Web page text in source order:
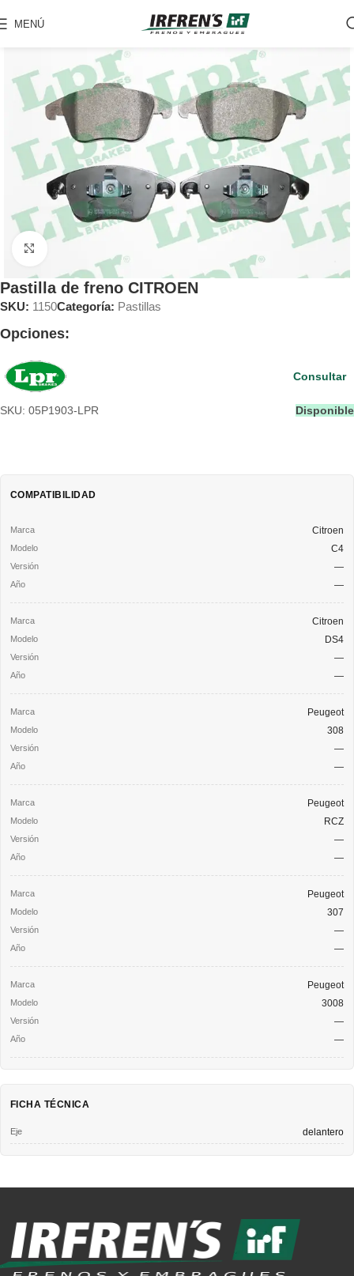
MENÚ
Pastilla de freno CITROEN
SKU: 1150Categoría: Pastillas
Opciones:
SKU: 05P1903-LPR Disponible
Consultar
COMPATIBILIDAD
Citroen
C4
—
—
Citroen
DS4
—
—
Peugeot
308
—
—
Peugeot
RCZ
—
—
Peugeot
307
—
—
Peugeot
3008
—
—
FICHA TÉCNICA
Eje delantero